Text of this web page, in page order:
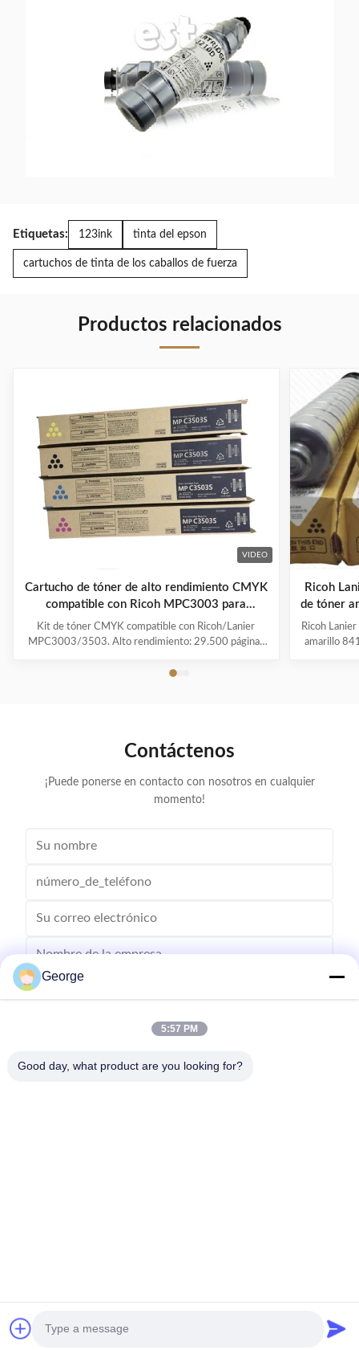
Etiquetas: 123ink tinta del epson
cartuchos de tinta de los caballos de fuerza
Productos relacionados
VIDEO
Cartucho de tóner de alto rendimiento CMYK
compatible con Ricoh MPC3003 para
copiadoras
Kit de tóner CMYK compatible con Ricoh/Lanier
MPC3003/3503. Alto rendimiento: 29.500 páginas
Mitsubishi para colores vivos. Calidad 100% probada.
Ricoh
de tóner
Ricoh
amarillo
Contáctenos
¡Puede ponerse en contacto con nosotros en cualquier
momento!
© 2026 ESTA OFFICE TECHNOLOGY CO.,LTD. All Rights Reserved.
George
5:57 PM
Good day, what product are you looking for?